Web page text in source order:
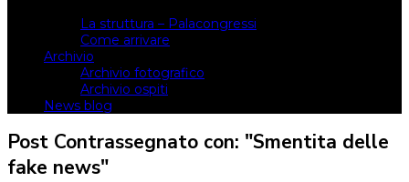
La struttura – Palacongressi
Come arrivare
Archivio
Archivio fotografico
Archivio ospiti
News blog
Post Contrassegnato con: "Smentita delle
fake news"